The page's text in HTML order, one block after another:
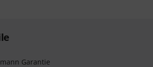
Garantie